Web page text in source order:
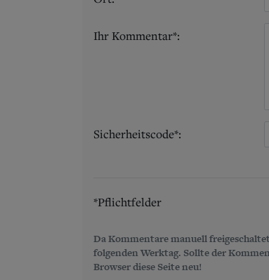
Ihr Kommentar*:
Sicherheitscode*:
*Pflichtfelder
Da Kommentare manuell
folgenden Werktag. Sollte der
Browser diese Seite neu!